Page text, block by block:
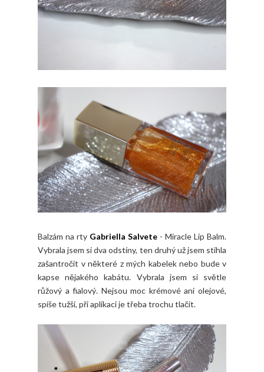
Balzám na rty Gabriella Salvete - Miracle Lip Balm.
Vybrala jsem si dva odstíny, ten druhý už jsem stihla
zašantročit v některé z mých kabelek nebo bude v
kapse nějakého kabátu. Vybrala jsem si světle
růžový a fialový. Nejsou moc krémové ani olejové,
spíše tužší, při aplikaci je třeba trochu tlačit.